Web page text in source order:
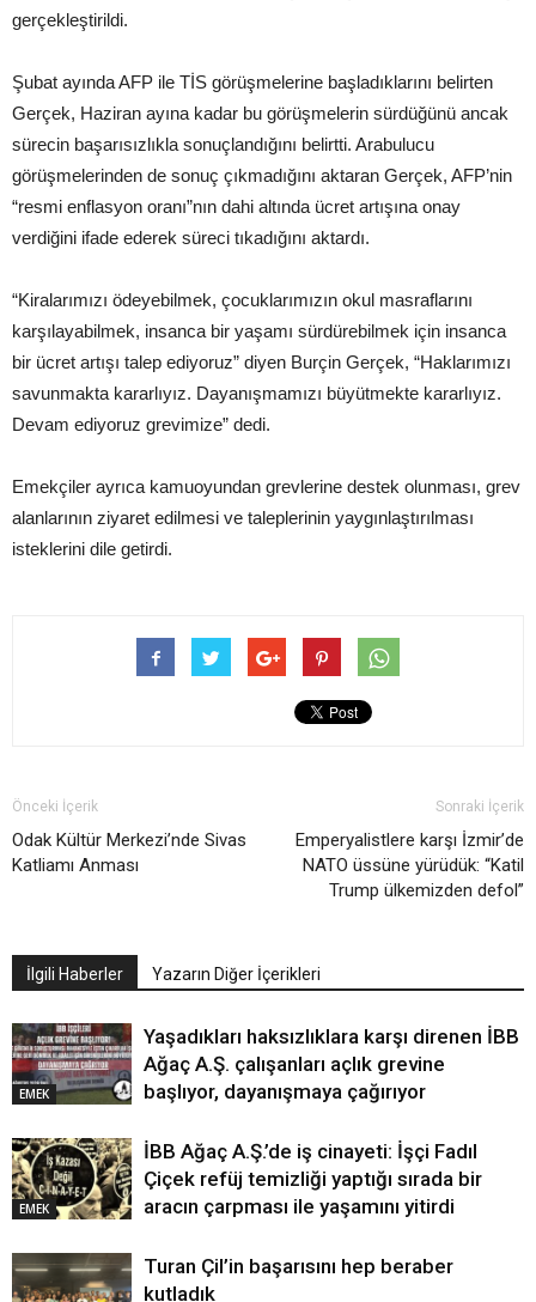
gerçekleştirildi.
Şubat ayında AFP ile TİS görüşmelerine başladıklarını belirten
Gerçek, Haziran ayına kadar bu görüşmelerin sürdüğünü ancak
sürecin başarısızlıkla sonuçlandığını belirtti. Arabulucu
görüşmelerinden de sonuç çıkmadığını aktaran Gerçek, AFP’nin
“resmi enflasyon oranı”nın dahi altında ücret artışına onay
verdiğini ifade ederek süreci tıkadığını aktardı.
“Kiralarımızı ödeyebilmek, çocuklarımızın okul masraflarını
karşılayabilmek, insanca bir yaşamı sürdürebilmek için insanca
bir ücret artışı talep ediyoruz” diyen Burçin Gerçek, “Haklarımızı
savunmakta kararlıyız. Dayanışmamızı büyütmekte kararlıyız.
Devam ediyoruz grevimize” dedi.
Emekçiler ayrıca kamuoyundan grevlerine destek olunması, grev
alanlarının ziyaret edilmesi ve taleplerinin yaygınlaştırılması
isteklerini dile getirdi.
Önceki İçerik
Odak Kültür Merkezi’nde Sivas
Katliamı Anması
Sonraki İçerik
Emperyalistlere karşı İzmir’de
NATO üssüne yürüdük: “Katil
Trump ülkemizden defol”
İlgili Haberler Yazarın Diğer İçerikleri
EMEK
Yaşadıkları haksızlıklara karşı direnen İBB
Ağaç A.Ş. çalışanları açlık grevine
başlıyor, dayanışmaya çağırıyor
EMEK
İBB Ağaç A.Ş.’de iş cinayeti: İşçi Fadıl
Çiçek refüj temizliği yaptığı sırada bir
aracın çarpması ile yaşamını yitirdi
Turan Çil’in başarısını hep beraber
kutladık